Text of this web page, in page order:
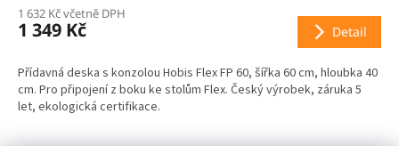
M
A
1 632 Kč včetně DPH
1 349 Kč Detail
Přídavná deska s konzolou Hobis Flex FP 60, šířka 60 cm, hloubka 40
cm. Pro připojení z boku ke stolům Flex. Český výrobek, záruka 5
let, ekologická certifikace.